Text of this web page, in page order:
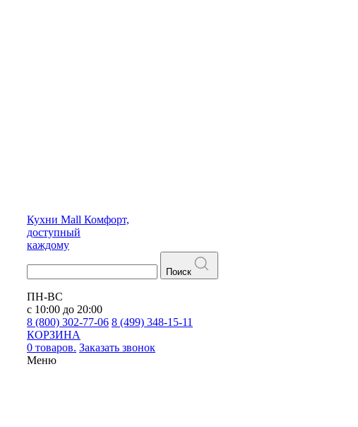
Кухни Mall Комфорт,
доступный
каждому
Поиск
ПН-ВС
с 10:00 до 20:00
8 (800) 302-77-06 8 (499) 348-15-11
КОРЗИНА
0 товаров. Заказать звонок
Меню